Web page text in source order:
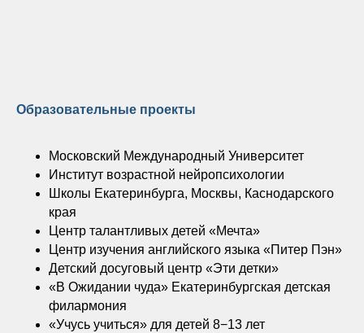
Образовательные проекты
Московский Международный Университет
Институт возрастной нейропсихологии
Школы Екатеринбурга, Москвы, Каснодарского
края
Центр талантливых детей «Мечта»
Центр изучения английского языка «Питер Пэн»
Детский досуговый центр «Эти детки»
«В Ожидании чуда» Екатеринбургская детская
филармония
«Учусь учиться» для детей 8−13 лет